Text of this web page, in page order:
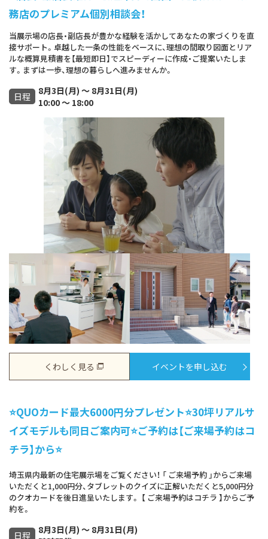
務店のプレミアム個別相談会！
当展示場の店長・副店長が豊かな経験を活かしてあなたの家づくりを直
接サポート。卓越した一条の性能をベースに、理想の間取り図面とリア
ルな概算見積書を【最短即日】でスピーディーに作成・ご提案いたしま
す。まずは一歩、理想の暮らしへ進みませんか。
日程
8月3日(月) ～ 8月31日(月)
10:00 ～ 18:00
くわしく見る イベントを申し込む
⭐QUOカード最大6000円分プレゼント⭐30坪リアルサ
イズモデルも同日ご案内可⭐ご予約は【ご来場予約はコ
チラ】から⭐
埼玉県内最新の住宅展示場をご覧ください！ 「 ご来場予約 」からご来場
いただくと1,000円分、タブレットのクイズに正解いただくと5,000円分
のクオカードを後日進呈いたします。 【 ご来場予約はコチラ 】からご予
約を。
日程
8月3日(月) ～ 8月31日(月)